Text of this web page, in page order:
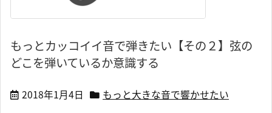
もっとカッコイイ音で弾きたい【その２】弦の
どこを弾いているか意識する
2018年1月4日 もっと大きな音で響かせたい